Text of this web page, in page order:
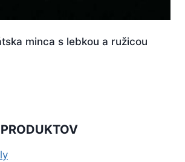
minca s lebkou a ružicou